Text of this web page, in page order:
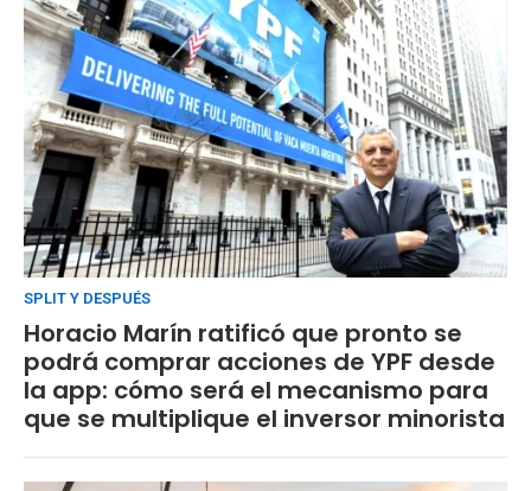
SPLIT Y DESPUÉS
Horacio Marín ratificó que pronto se
podrá comprar acciones de YPF desde
la app: cómo será el mecanismo para
que se multiplique el inversor minorista